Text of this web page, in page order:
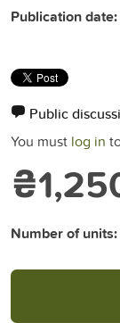
Publication date:
Public
You must log in
Number of units: